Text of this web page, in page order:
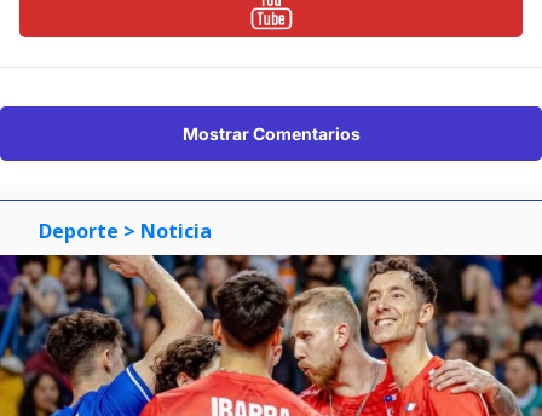
Mostrar Comentarios
Deporte > Noticia